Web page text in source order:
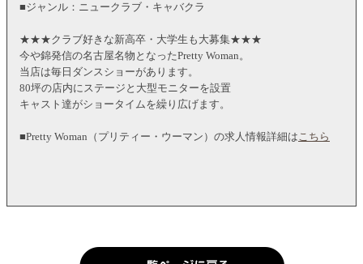
■ジャンル：ニュークラブ・キャバクラ
★★★クラブ好きな新高卒・大学生も大募集★★★
今や錦発信の名古屋名物となったPretty Woman。
当店は毎日ダンスショーがあります。
80坪の店内にステージと大型モニターを設置
キャスト達がショータイムを繰り広げます。
■Pretty Woman（プリティー・ウーマン）の求人情報詳細はこちら